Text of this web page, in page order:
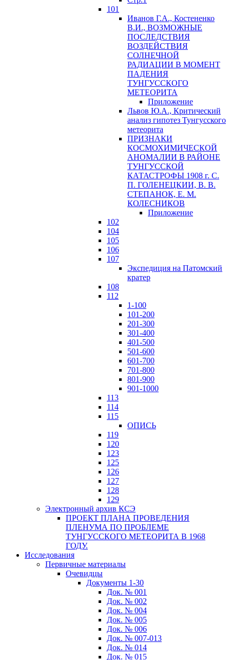
101
Иванов Г.А., Костененко
В.И., ВОЗМОЖНЫЕ
ПОСЛЕДСТВИЯ
ВОЗДЕЙСТВИЯ
СОЛНЕЧНОЙ
РАДИАЦИИ В МОМЕНТ
ПАДЕНИЯ
ТУНГУССКОГО
MЕТЕОРИТА
Приложение
Львов Ю.A., Критический
анализ гипотез Тунгусского
метеорита
ПРИЗНАКИ
КОСМОХИМИЧЕСКОЙ
АНОМАЛИИ В РАЙОНЕ
ТУНГУССКОЙ
КАТАСТРОФЫ 1908 г. С.
П. ГОЛЕНЕЦКИИ, В. В.
СТЕПАНОК, Е. М.
КОЛЕСНИКОВ
Приложение
102
104
105
106
107
Экспедиция на Патомский
кратер
108
112
1-100
101-200
201-300
301-400
401-500
501-600
601-700
701-800
801-900
901-1000
113
114
115
ОПИСЬ
119
120
123
125
126
127
128
129
Электронный архив КСЭ
ПРОЕКТ ПЛАНА ПРОВЕДЕНИЯ
ПЛЕНУМА ПО ПРОБЛЕМЕ
ТУНГУССКОГО МЕТЕОРИТА В 1968
ГОДУ.
Исследования
Первичные материалы
Очевидцы
Документы 1-30
Док. № 001
Док. № 002
Док. № 004
Док. № 005
Док. № 006
Док. № 007-013
Док. № 014
Док. № 015